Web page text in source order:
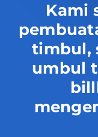
Kami
timbul,
umbul